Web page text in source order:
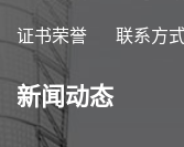
证书荣誉 联系方
新闻动态